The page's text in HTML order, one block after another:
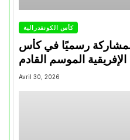
كأس الكونفدرالية
رسميًا في كأس
Avril 30, 2026